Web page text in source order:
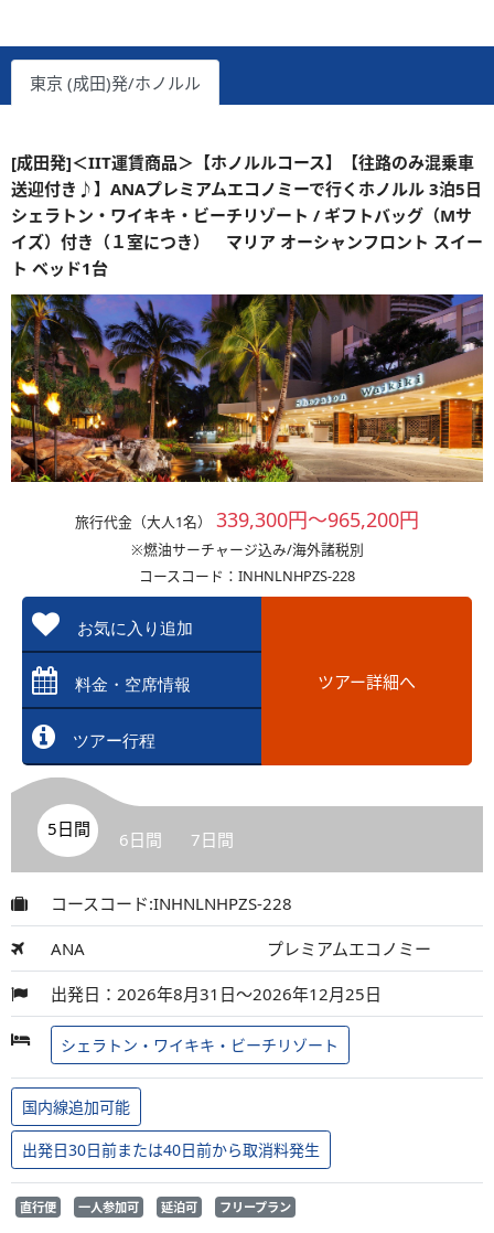
東京 (成田)発/ホノルル
[成田発]＜IIT運賃商品＞【ホノルルコース】【往路のみ混乗車
送迎付き♪】ANAプレミアムエコノミーで行くホノルル 3泊5日
シェラトン・ワイキキ・ビーチリゾート / ギフトバッグ（Mサ
イズ）付き（１室につき） マリア オーシャンフロント スイー
ト ベッド1台
旅行代金（大人1名） 339,300円～965,200円
※燃油サーチャージ込み/海外諸税別
コースコード：INHNLNHPZS-228
お気に入り追加
料金・空席情報
ツアー行程
ツアー詳細へ
5日間 6日間 7日間
コースコード:INHNLNHPZS-228
ANA プレミアムエコノミー
出発日：2026年8月31日～2026年12月25日
シェラトン・ワイキキ・ビーチリゾート
国内線追加可能
出発日30日前または40日前から取消料発生
直行便 一人参加可 延泊可 フリープラン